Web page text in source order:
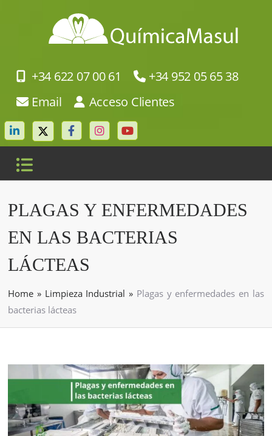
+34 622 07 00 61
+34 952 05 65 38
Email
Acceso Clientes
PLAGAS Y ENFERMEDADES
EN LAS BACTERIAS
LÁCTEAS
Home » Limpieza Industrial » Plagas y enfermedades en las
bacterias lácteas